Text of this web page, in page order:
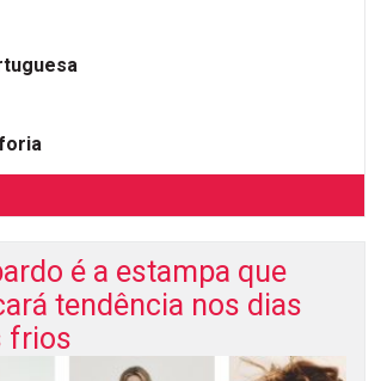
é a estampa que
tendência nos dias
frios